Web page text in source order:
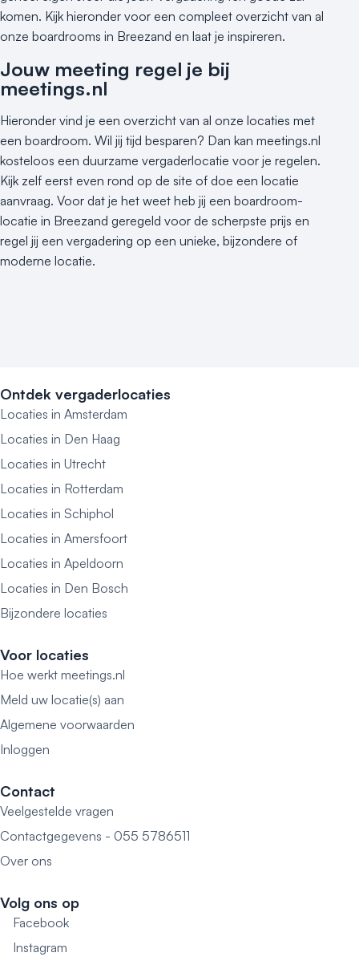
komen. Kijk hieronder voor een compleet overzicht van al
onze boardrooms in Breezand en laat je inspireren.
Jouw meeting regel je bij
meetings.nl
Hieronder vind je een overzicht van al onze locaties met
een boardroom. Wil jij tijd besparen? Dan kan meetings.nl
kosteloos een duurzame vergaderlocatie voor je regelen.
Kijk zelf eerst even rond op de site of doe een locatie
aanvraag. Voor dat je het weet heb jij een boardroom-
locatie in Breezand geregeld voor de scherpste prijs en
regel jij een vergadering op een unieke, bijzondere of
moderne locatie.
Ontdek vergaderlocaties
Locaties in Amsterdam
Locaties in Den Haag
Locaties in Utrecht
Locaties in Rotterdam
Locaties in Schiphol
Locaties in Amersfoort
Locaties in Apeldoorn
Locaties in Den Bosch
Bijzondere locaties
Voor locaties
Hoe werkt meetings.nl
Meld uw locatie(s) aan
Algemene voorwaarden
Inloggen
Contact
Veelgestelde vragen
Contactgegevens - 055 5786511
Over ons
Volg ons op
Facebook
Instagram